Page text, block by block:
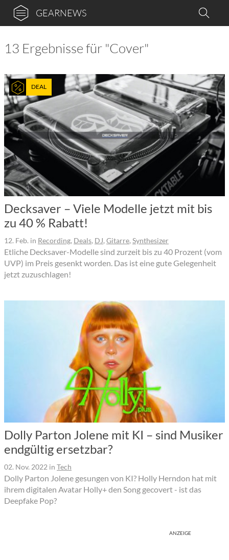
GEARNEWS
13 Ergebnisse für "Cover"
DEAL
Decksaver – Viele Modelle jetzt mit bis
zu 40 % Rabatt!
12. Feb. in Recording, Deals, DJ, Gitarre, Synthesizer
Etliche Decksaver-Modelle sind zurzeit bis zu 40 Prozent (vom
UVP) im Preis gesenkt worden. Das ist eine gute Gelegenheit
jetzt zuzuschlagen!
Dolly Parton Jolene mit KI – sind Musiker
endgültig ersetzbar?
02. Nov. 2022 in Tech
Dolly Parton Jolene gesungen von KI? Holly Herndon hat mit
ihrem digitalen Avatar Holly+ den Song gecovert - ist das
Deepfake Pop?
ANZEIGE